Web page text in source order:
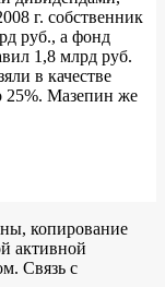
г. собственник
руб., а фонд
1,8 млрд руб.
в качестве
25%. Мазепин же
копирование
активной
Связь с